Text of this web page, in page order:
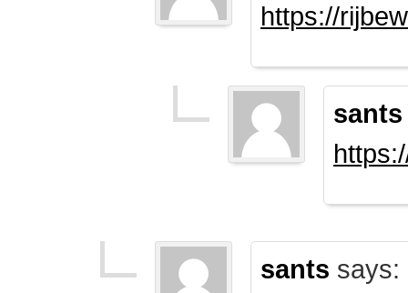
https://
sants
sants says: